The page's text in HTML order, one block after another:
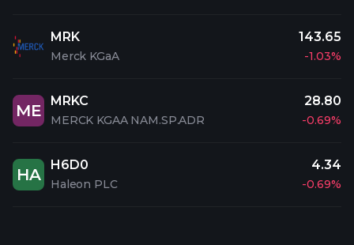
MRK
Merck KGaA
143.65
-1.03%
ME
MRKC
MERCK KGAA NAM.SP.ADR
28.80
-0.69%
HA
H6D0
Haleon PLC
4.34
-0.69%